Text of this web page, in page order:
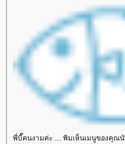
พี่บี๊คนงามค่ะ .... พิมเห็นเมนูของคุณ